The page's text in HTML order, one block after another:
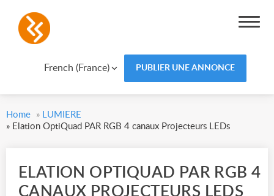
French (France) PUBLIER UNE ANNONCE
Home » LUMIERE
» Elation OptiQuad PAR RGB 4 canaux Projecteurs LEDs
ELATION OPTIQUAD PAR RGB 4
CANAUX PROJECTEURS LEDS